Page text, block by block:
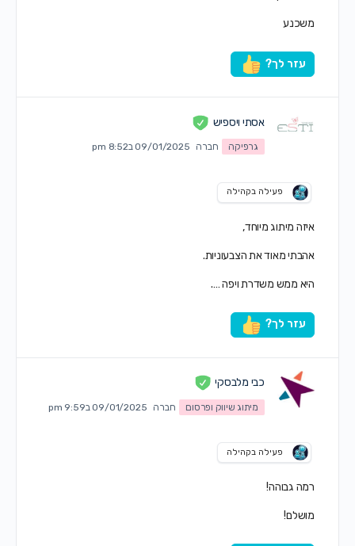
משכנע
עזר לך?
אסתי ויספיש
גרפיקה חברה 09/01/2025 ב8:52 pm
פעילה בקהילה
איזה מיתוג מיוחד,
אהבתי מאוד את הצבעוניות.
היא ממש משדרת ויפה ….
עזר לך?
כבי מלבסקי
מיתוג שיווק ופרסום חברה 09/01/2025 ב9:59 pm
פעילה בקהילה
רמה גבוהה!
מושלם!